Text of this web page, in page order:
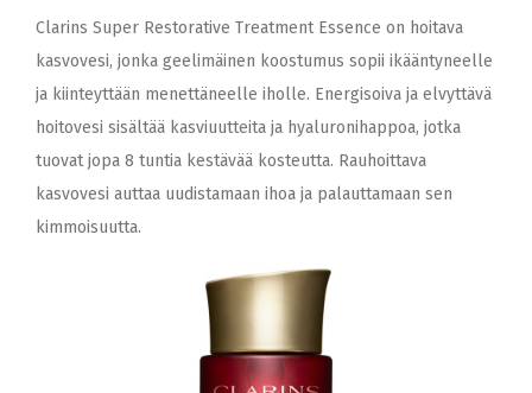
Clarins Super Restorative Treatment Essence on hoitava
kasvovesi, jonka geelimäinen koostumus sopii ikääntyneelle
ja kiinteyttään menettäneelle iholle. Energisoiva ja elvyttävä
hoitovesi sisältää kasviuutteita ja hyaluronihappoa, jotka
tuovat jopa 8 tuntia kestävää kosteutta. Rauhoittava
kasvovesi auttaa uudistamaan ihoa ja palauttamaan sen
kimmoisuutta.